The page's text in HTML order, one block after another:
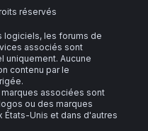
réservés
logiciels, les forums de
associés sont
uniquement. Aucune
contenu par le
associées sont
ou des marques
États-Unis et dans d'autres